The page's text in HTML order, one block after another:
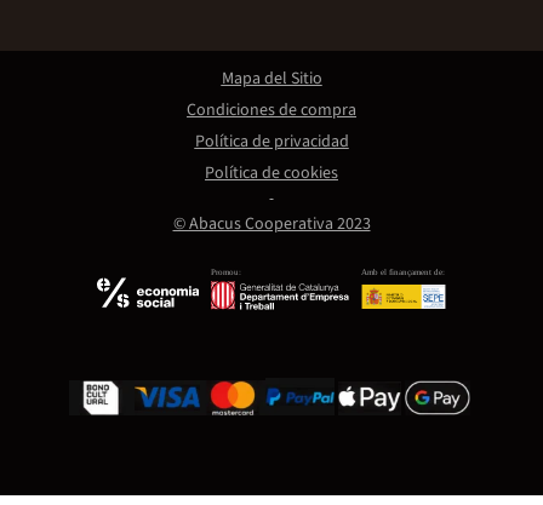
Promou: Amb el finançament de:
© Abacus Cooperativa 2023
Mapa del Sitio
Condiciones de compra
Política de privacidad
Política de cookies